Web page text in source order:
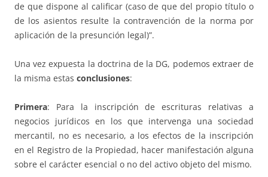
de que dispone al calificar (caso de que del propio título o
de los asientos resulte la contravención de la norma por
aplicación de la presunción legal)”.
Una vez expuesta la doctrina de la DG, podemos extraer de
la misma estas conclusiones:
Primera: Para la inscripción de escrituras relativas a
negocios jurídicos en los que intervenga una sociedad
mercantil, no es necesario, a los efectos de la inscripción
en el Registro de la Propiedad, hacer manifestación alguna
sobre el carácter esencial o no del activo objeto del mismo.